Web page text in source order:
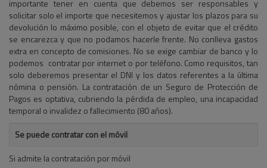
importante tener en cuenta que debemos ser responsables y
solicitar solo el importe que necesitemos y ajustar los plazos para su
devolución lo máximo posible, con el objeto de evitar que el crédito
se encarezca y que no podamos hacerle frente. No conlleva gastos
extra en concepto de comisiones. No se exige cambiar de banco y lo
podemos contratar por internet o por teléfono. Como requisitos, tan
solo deberemos presentar el DNI y los datos referentes a la última
nómina o pensión. La contratación de un Seguro de Protección de
Pagos es optativa, cubriendo la pérdida de empleo, una incapacidad
temporal o invalidez o fallecimiento (80 años).
Se puede contratar con el móvil
Si admite la contratación por móvil